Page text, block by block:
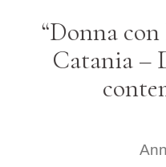
“Donna
Catania –